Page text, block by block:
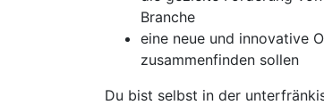
Branche
eine neue und innovative
zusammenfinden sollen
Du bist selbst in der